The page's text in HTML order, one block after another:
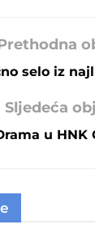
selo iz
Sljedeća
u HNK